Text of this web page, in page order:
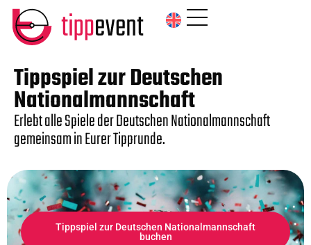
Tippspiel zur Deutschen
Nationalmannschaft
Erlebt alle Spiele der Deutschen Nationalmannschaft
gemeinsam in Eurer Tipprunde.
Tippspiel zur Deutschen Nationalmannschaft
buchen